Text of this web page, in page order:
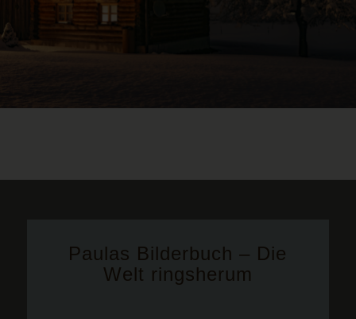
Paulas Bilderbuch – Die
Welt ringsherum